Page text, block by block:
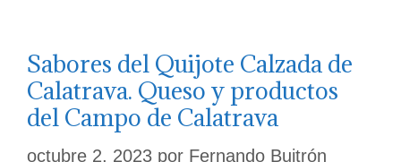
Sabores del Quijote Calzada de
Calatrava. Queso y productos
del Campo de Calatrava
octubre 2, 2023 por Fernando Buitrón